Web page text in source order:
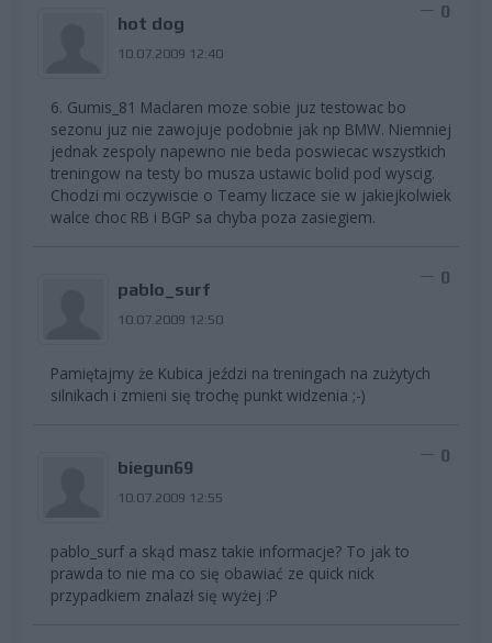
hot dog
10.07.2009 12:40
0
6. Gumis_81 Maclaren moze sobie juz testowac bo
sezonu juz nie zawojuje podobnie jak np BMW. Niemniej
jednak zespoly napewno nie beda poswiecac wszystkich
treningow na testy bo musza ustawic bolid pod wyscig.
Chodzi mi oczywiscie o Teamy liczace sie w jakiejkolwiek
walce choc RB i BGP sa chyba poza zasiegiem.
pablo_surf
10.07.2009 12:50
0
Pamiętajmy że Kubica jeździ na treningach na zużytych
silnikach i zmieni się trochę punkt widzenia ;-)
biegun69
10.07.2009 12:55
0
pablo_surf a skąd masz takie informacje? To jak to
prawda to nie ma co się obawiać ze quick nick
przypadkiem znalazł się wyżej :P